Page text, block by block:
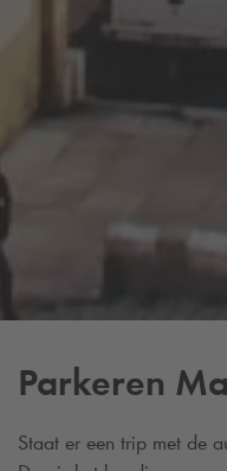
Parkeren
Staat er een trip met de